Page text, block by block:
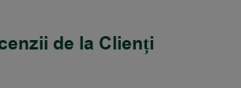
de la Clienți